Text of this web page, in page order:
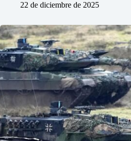
22 de diciembre de 2025